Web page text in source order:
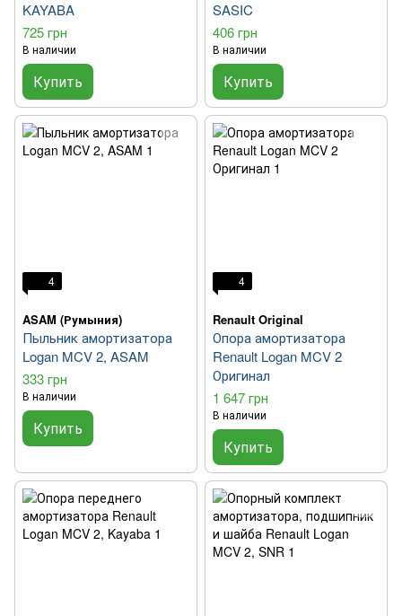
KAYABA
725 грн
В наличии
Купить
SASIC
406 грн
В наличии
Купить
4
ASAM (Румыния)
Пыльник амортизатора
Logan MCV 2, ASAM
333 грн
В наличии
Купить
4
Renault Original
Опора амортизатора
Renault Logan MCV 2
Оригинал
1 647 грн
В наличии
Купить